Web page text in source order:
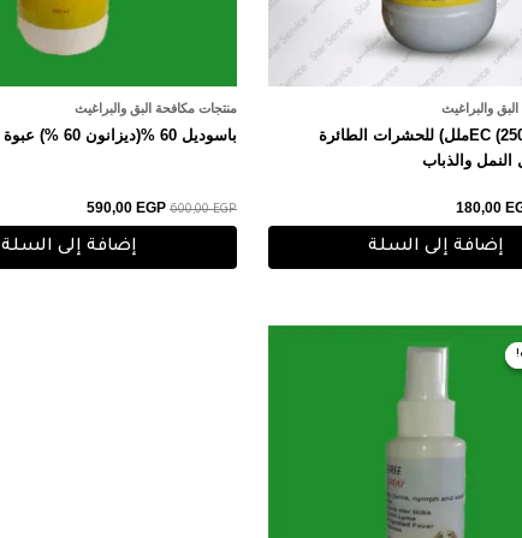
والبراغيث
الفازد 10% EC (250ملل) للحشرات الطائرة
النمل والذباب
180,00
إضافة إلى السلة
منتجات مكافحة البق والبراغيث
باسوديل 60 %(ديزانون 60 %) عبوة 1 لتر
600,00EGP
590,00 EGP
إضافة إلى السلة
السعر
الحالي
220,00 EGP.